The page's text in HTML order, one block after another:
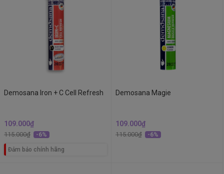
Demosana Iron + C Cell Refresh
109.000₫
115.000₫ -6%
Đảm bảo chính hãng
Demosana Magie
109.000₫
115.000₫ -6%